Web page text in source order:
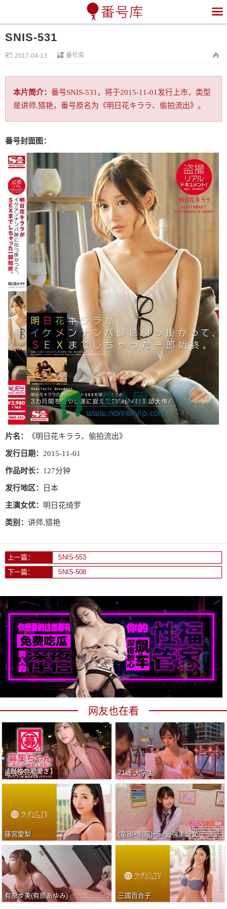

SNIS-531
 2017-04-13  番号库 
本片简介： 番号SNIS-531，将于2015-11-01发行上市，类型
是讲师,猎艳，番号原名为《明日花キララ、偷拍流出》。
番号封面图：
片名： 《明日花キララ、偷拍流出》
发行日期： 2015-11-01
作品时长： 127分钟
发行地区： 日本
主演女优： 明日花绮罗
类别： 讲师,猎艳
上一篇：
SNIS-553
下一篇：
SNIS-508
网友也在看
最強SSS級 21歳 大学生
篠宮愛梨 (童顔+制服)×S=最強美少女
有原步美(有原あゆみ) 三國百合子